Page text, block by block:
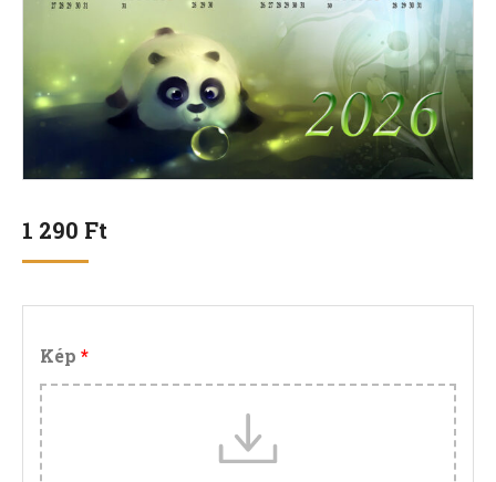
1 290 Ft
Kép